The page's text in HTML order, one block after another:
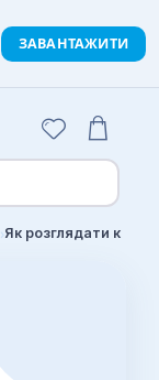
›Як розглядати
ЗАВАНТАЖИТИ